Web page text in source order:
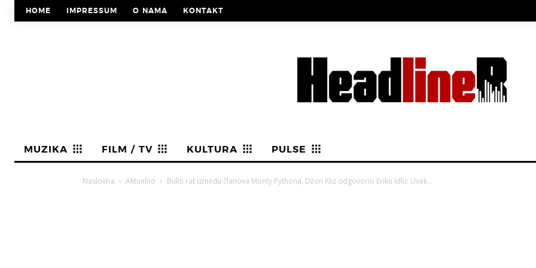
HOME IMPRESSUM O NAMA KONTAKT
MUZIKA FILM / TV KULTURA PULSE
Naslovna Aktuelno Bukti rat između članova Monty Pythona, Džon Kliz odgovorio Eriku Idlu: Uvek...